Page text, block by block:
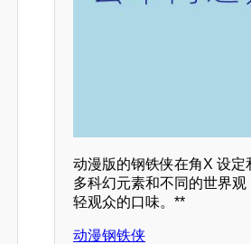
动漫版的钢铁侠在角X 设
多科幻元素和不同的世界
轻观众的口味。**
动漫钢铁侠